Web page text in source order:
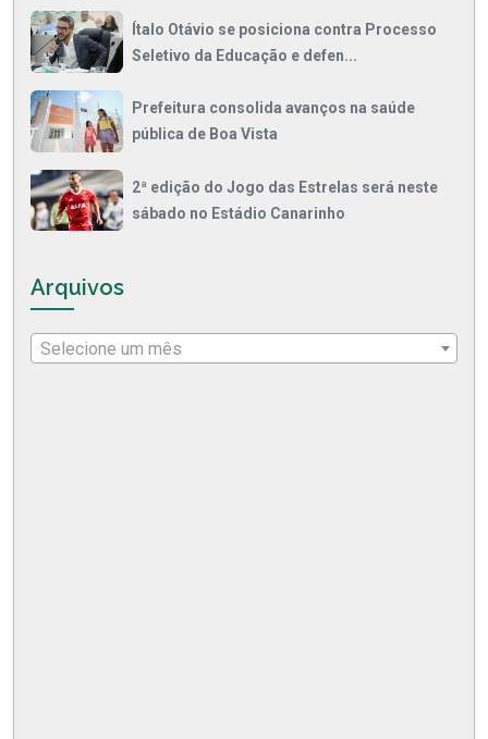
Ítalo Otávio se posiciona contra Processo
Seletivo da Educação e defen...
Prefeitura consolida avanços na saúde
pública de Boa Vista
2ª edição do Jogo das Estrelas será neste
sábado no Estádio Canarinho
Arquivos
Selecione um mês